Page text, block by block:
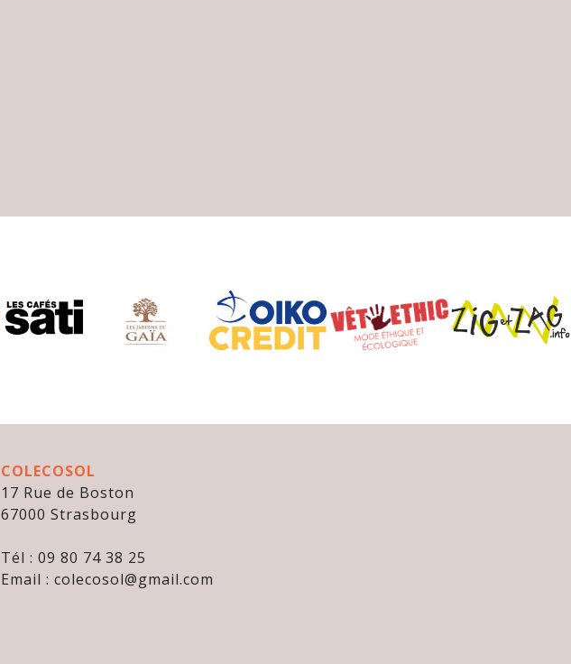
COLECOSOL
17 Rue de Boston
67000 Strasbourg
Tél : 09 80 74 38 25
Email : colecosol@gmail.com